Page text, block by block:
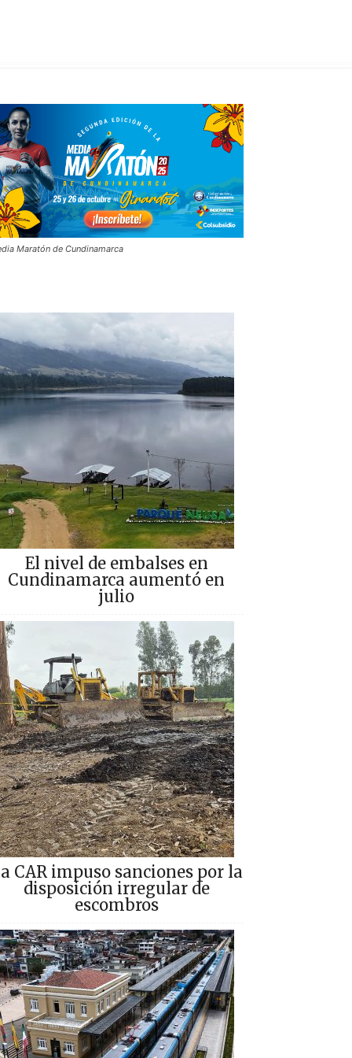
Maratón de Cundinamarca
El nivel de embalses en
Cundinamarca aumentó en
julio
CAR impuso sanciones por la
disposición irregular de
escombros